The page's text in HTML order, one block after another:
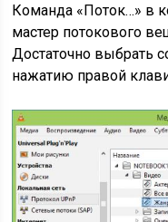
Команда «Поток…» в
мастер потокового
Достаточно выбрать
нажатию правой